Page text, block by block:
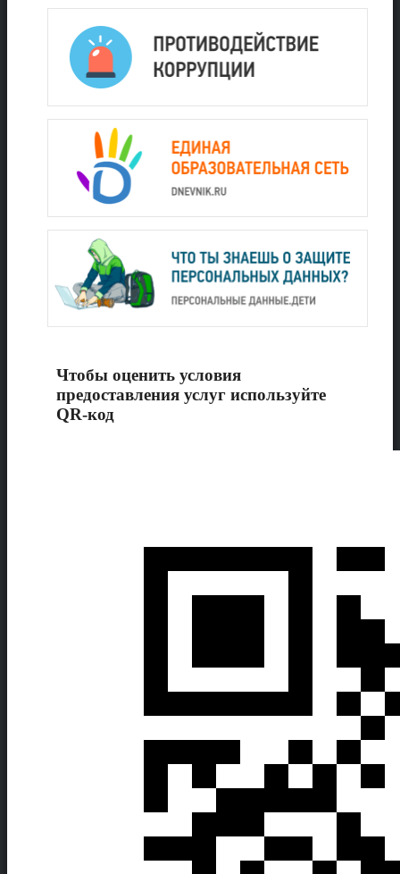
Чтобы оценить условия
предоставления услуг используйте
QR-код